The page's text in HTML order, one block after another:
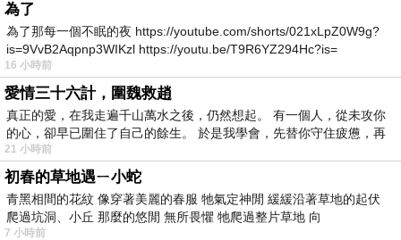
查了很多【Skin Younger】南海冰河卸洗雙效潔顏
露x2(贈5合1潔顏機)的開箱.分享.評論跟比價的結
果，發現它真的很棒!!!
而且在網路上購買，品質有保障又有七天鑑賞期，
不滿意可以退貨也不用擔心買貴!
你一定要來看看【Skin Younger】南海冰河卸洗雙
為了
為了那每一個不眠的夜 https://youtube.com/shorts/021xLpZ0W9g?
is=9VvB2Aqpnp3WIKzl https://youtu.be/T9R6YZ294Hc?is=
16 小時前
愛情三十六計，圍魏救趙
真正的愛，在我走遍千山萬水之後，仍然想起。 有一個人，從未攻你
的心，卻早已圍住了自己的餘生。 於是我學會，先替你守住疲憊，再
21 小時前
初春的草地遇ㄧ小蛇
青黑相間的花紋 像穿著美麗的春服 牠氣定神閒 緩緩沿著草地的起伏
爬過坑洞、小丘 那麼的悠閒 無所畏懼 牠爬過整片草地 向
7 小時前